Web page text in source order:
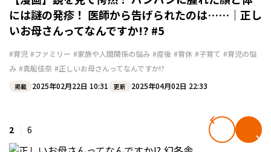
には謎の発疹！ 医師から告げられたのは……｜正し
いお母さんってなんですか!? #5
#育児 #ファミリー #家族や人間関係の悩み #産後 #育休 #子育て #育児の悩
み #真船佳奈 #正しいお母さんってなんですか!?
掲載 2025年02月22日 10:31 更新 2025年04月02日 22:33
2 6